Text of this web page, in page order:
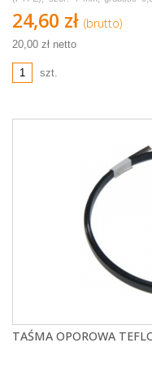
Sprzedawana w odcinkach po 1,1
24,60 zł (brutto)
20,00 zł netto
szt.
TAŚMA OPOROWA